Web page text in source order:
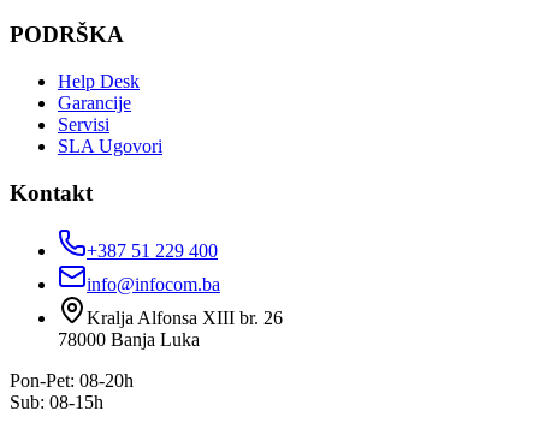
PODRŠKA
Help Desk
Garancije
Servisi
SLA Ugovori
Kontakt
+387 51 229 400
info@infocom.ba
Kralja Alfonsa XIII br. 26
78000 Banja Luka
Pon-Pet: 08-20h
Sub: 08-15h